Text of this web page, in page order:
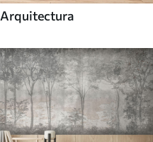
Arquitectura